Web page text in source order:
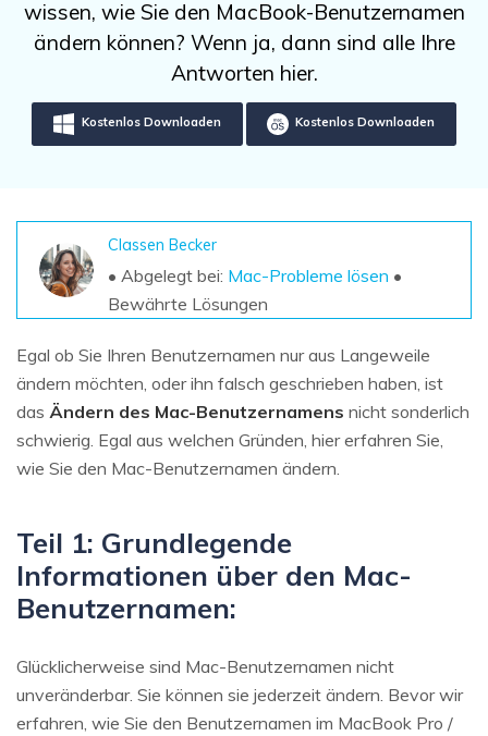
Unbegrenzte Daten vom Mac-System
Kostenlos Testen
Kostenlos Testen
Weitere Produkte
Repairit - Datenreparatur
UBackit - Datensicherung
Datenverlust-Szenarien
ALLE FUNKTIONEN ENTDECKEN
Aktuelles Thema
Sign In
wissen, wie Sie den MacBook-Benutzernamen
ändern können? Wenn ja, dann sind alle Ihre
Antworten hier.
Kostenlos Downloaden Kostenlos Downloaden
Classen Becker
• Abgelegt bei: Mac-Probleme lösen •
Bewährte Lösungen
Egal ob Sie Ihren Benutzernamen nur aus Langeweile
ändern möchten, oder ihn falsch geschrieben haben, ist
das Ändern des Mac-Benutzernamens nicht sonderlich
schwierig. Egal aus welchen Gründen, hier erfahren Sie,
wie Sie den Mac-Benutzernamen ändern.
Teil 1: Grundlegende
Informationen über den Mac-
Benutzernamen:
Glücklicherweise sind Mac-Benutzernamen nicht
unveränderbar. Sie können sie jederzeit ändern. Bevor wir
erfahren, wie Sie den Benutzernamen im MacBook Pro /